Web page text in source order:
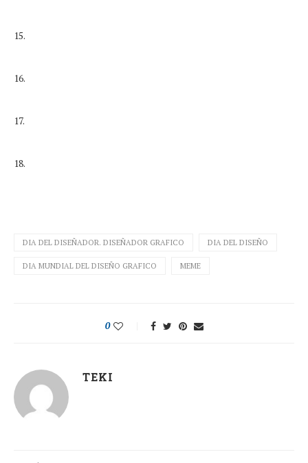
15.
16.
17.
18.
DIA DEL DISEÑADOR. DISEÑADOR GRAFICO DIA DEL DISEÑO
DIA MUNDIAL DEL DISEÑO GRAFICO MEME
0
TEKI